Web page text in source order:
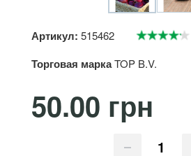
Артикул: 515462
Торговая маркаTOP B.V.
50.00 грн